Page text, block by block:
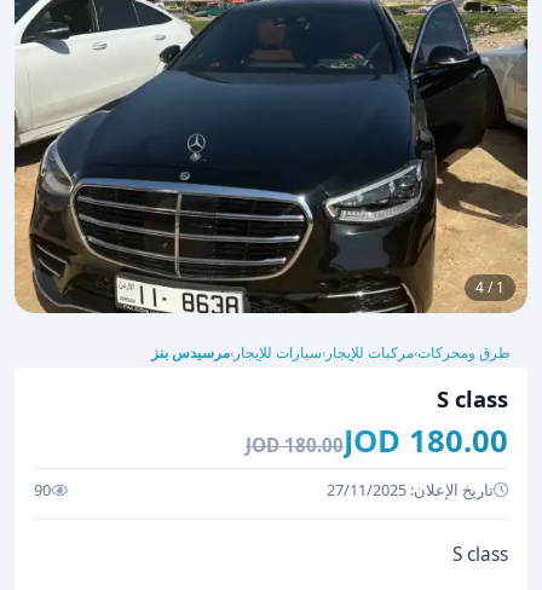
1 / 4
طرق ومحركات›مركبات للإيجار ›سيارات للإيجار ›مرسيدس بنز
S class
180.00 JOD
180.00 JOD
تاريخ الإعلان: 27/11/2025 90
S class